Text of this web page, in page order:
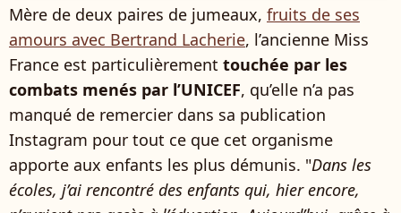
Mère de deux paires de jumeaux, fruits de ses
amours avec Bertrand Lacherie, l’ancienne Miss
France est particulièrement touchée par les
combats menés par l’UNICEF, qu’elle n’a pas
manqué de remercier dans sa publication
Instagram pour tout ce que cet organisme
apporte aux enfants les plus démunis. "Dans les
écoles, j’ai rencontré des enfants qui, hier encore,